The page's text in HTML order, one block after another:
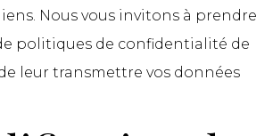
Nous vous invitons à prendre
politiques de confidentialité de
leur transmettre vos données